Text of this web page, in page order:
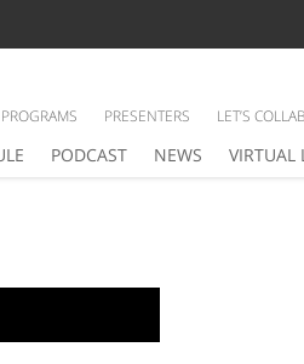
PODCAST NEWS VIRTUAL
PROGRAMS PRESENTERS LET’S